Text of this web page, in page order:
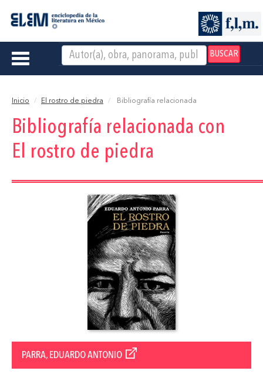
BUSCAR
Toggle
Inicio El rostro de piedra Bibliografía relacionada
Bibliografía relacionada con
El rostro de piedra
PARRA, EDUARDO ANTONIO